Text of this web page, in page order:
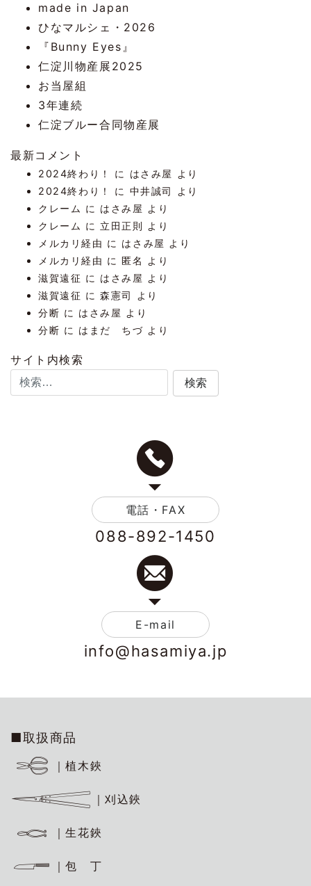
made in Japan
ひなマルシェ・2026
『Bunny Eyes』
仁淀川物産展2025
お当屋組
3年連続
仁淀ブルー合同物産展
最新コメント
2024終わり！ に はさみ屋
より
2024終わり！
に 中井誠司
より
クレーム に はさみ屋 より
クレーム に 立田正則 より
メルカリ経由 に はさみ屋 より
メルカリ経由 に匿名
より
滋賀遠征 に はさみ屋 より
滋賀遠征 に森憲司
より
分断 に はさみ屋 より
分断 に はまだ ちづ より
サイト内検索
電話・FAX
088-892-1450
E-mail
info@hasamiya.jp
■取扱商品
｜植木鋏
｜刈込鋏
｜生花鋏
｜包 丁